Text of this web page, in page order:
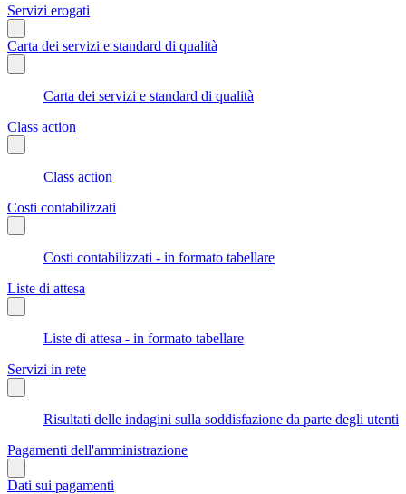
Servizi erogati
Carta dei servizi e standard di qualità
Carta dei servizi e standard di qualità
Class action
Class action
Costi contabilizzati
Costi contabilizzati - in formato tabellare
Liste di attesa
Liste di attesa - in formato tabellare
Servizi in rete
Risultati delle indagini sulla soddisfazione da parte degli utenti
Pagamenti dell'amministrazione
Dati sui pagamenti